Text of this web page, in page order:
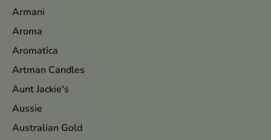
Armani
Aroma
Aromatica
Artman Candles
Aunt Jackie's
Aussie
Australian Gold